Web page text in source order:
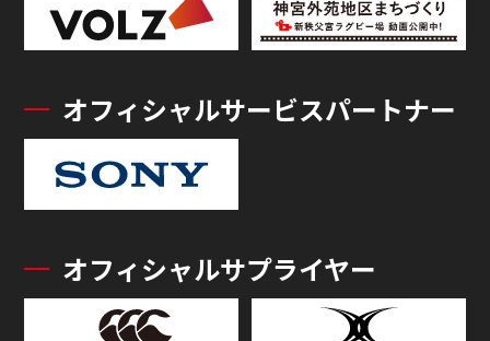
オフィシャルサービスパートナー
オフィシャルサプライヤー